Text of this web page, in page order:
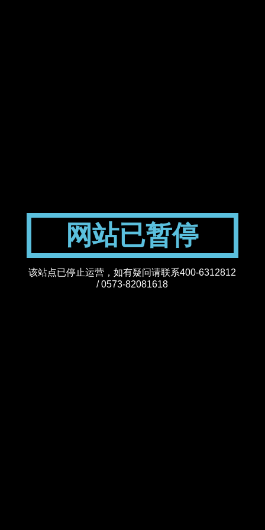
网站已暂停
该站点已停止运营，如有疑问请联系400-6312812
/ 0573-82081618